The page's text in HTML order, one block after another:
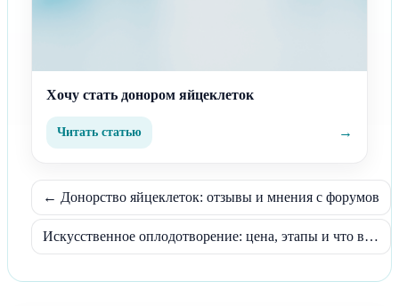
Хочу стать донором яйцеклеток
Читать статью →
← Донорство яйцеклеток: отзывы и мнения с форумов
Искусственное оплодотворение: цена, этапы и что влияет на стоимость →